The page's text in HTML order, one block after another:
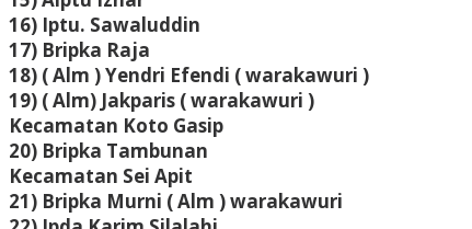
16) Iptu. Sawaluddin
17) Bripka Raja
18) ( Alm ) Yendri Efendi ( warakawuri )
19) ( Alm) Jakparis ( warakawuri )
Kecamatan Koto Gasip
20) Bripka Tambunan
Kecamatan Sei Apit
21) Bripka Murni ( Alm ) warakawuri